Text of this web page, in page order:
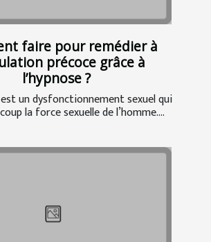
faire pour remédier à
précoce grâce à
l’hypnose ?
un dysfonctionnement sexuel qui
la force sexuelle de l’homme....